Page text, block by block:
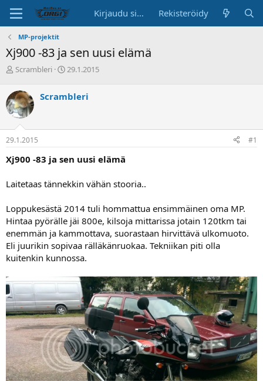
Kirjaudu sisään Rekisteröidy
MP-projektit
Xj900 -83 ja sen uusi elämä
K
s
k
u
s
t
e
u
a
o
t
t
a
j
Scrambleri
A
i
s
i
ä
29.1.2015
Scrambleri
29.1.2015 #1
Xj900 -83 ja sen uusi elämä
Laitetaas tännekkin vähän stooria..
Loppukesästä 2014 tuli hommattua ensimmäinen oma MP.
Hintaa pyörälle jäi 800e, kilsoja mittarissa jotain 120tkm tai
enemmän ja kammottava, suorastaan hirvittävä ulkomuoto.
Eli juurikin sopivaa rälläkänruokaa. Tekniikan piti olla
kuitenkin kunnossa.